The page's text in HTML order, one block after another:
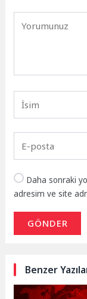
Daha sonraki
adresim ve site
GÖNDER
Benzer